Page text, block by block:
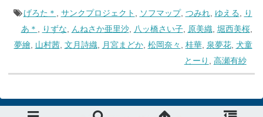
げろた＊ サンクプロジェクト ソフマップ, つみれ, ゆえる
り
あ＊
りずな んねさか亜里沙, 八ッ橋さい子, 原美織, 堀西美桜,
夢繪, 山村茜, 文月詩織, 月宮まどか, 松岡奈々 桂華, 泉夢花, 犬童
とーり
高瀬有紗